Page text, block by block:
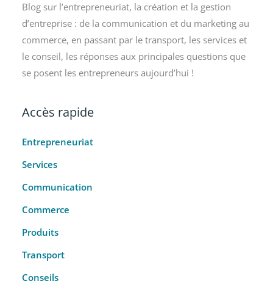
Blog sur l’entrepreneuriat, la création et la gestion
d’entreprise : de la communication et du marketing au
commerce, en passant par le transport, les services et
le conseil, les réponses aux principales questions que
se posent les entrepreneurs aujourd’hui !
Accès rapide
Entrepreneuriat
Services
Communication
Commerce
Produits
Transport
Conseils